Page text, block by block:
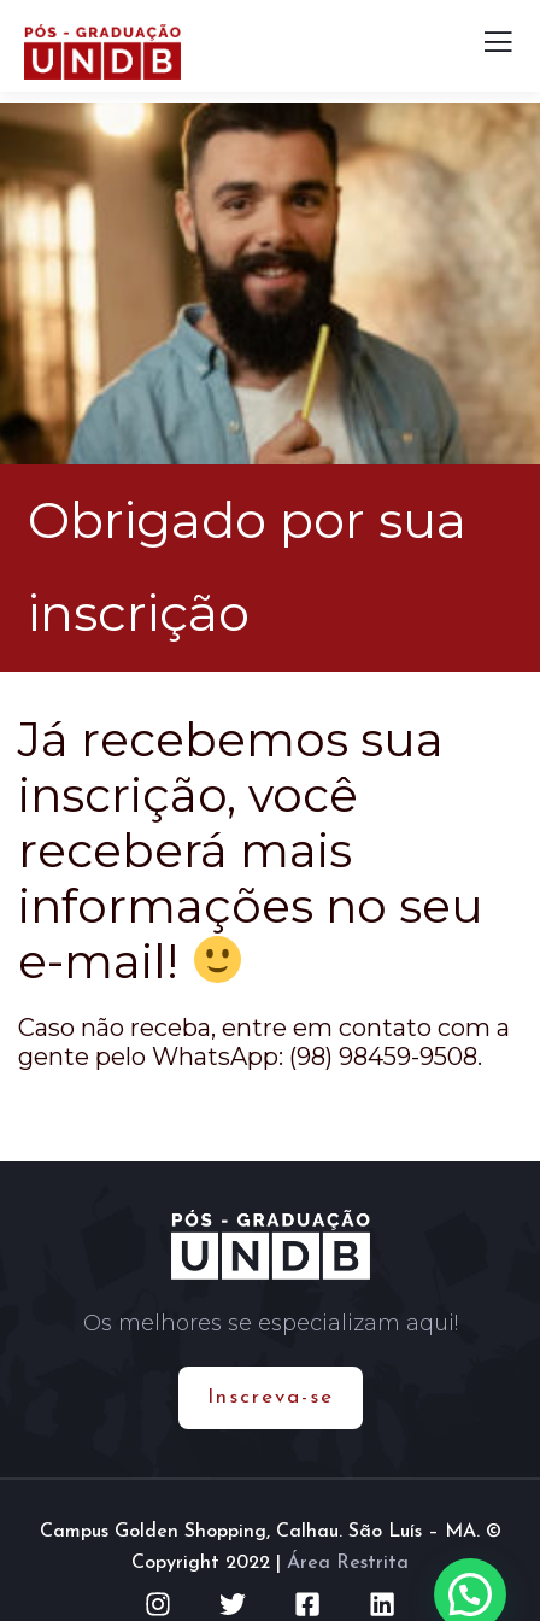
Obrigado por sua
inscrição
Já recebemos sua
inscrição, você
receberá mais
informações no seu
e-mail!
Caso não receba, entre em contato com a
gente pelo WhatsApp: (98) 98459-9508.
Os melhores se especializam aqui!
Inscreva-se
Campus Golden Shopping, Calhau. São Luís – MA. ©
Copyright 2022 | Área Restrita